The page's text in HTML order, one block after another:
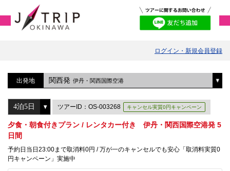
ログイン・新規会員登録
出発地 関西発 伊丹・関西国際空港
ツアーID：OS-003268 キャンセル実質0円キャンペーン
夕食・朝食付きプラン / レンタカー付き 伊丹・関西国際空港発 5
日間
予約日当日23:00まで取消料0円 / 万が一のキャンセルでも安心「取消料実質0
円キャンペーン」実施中